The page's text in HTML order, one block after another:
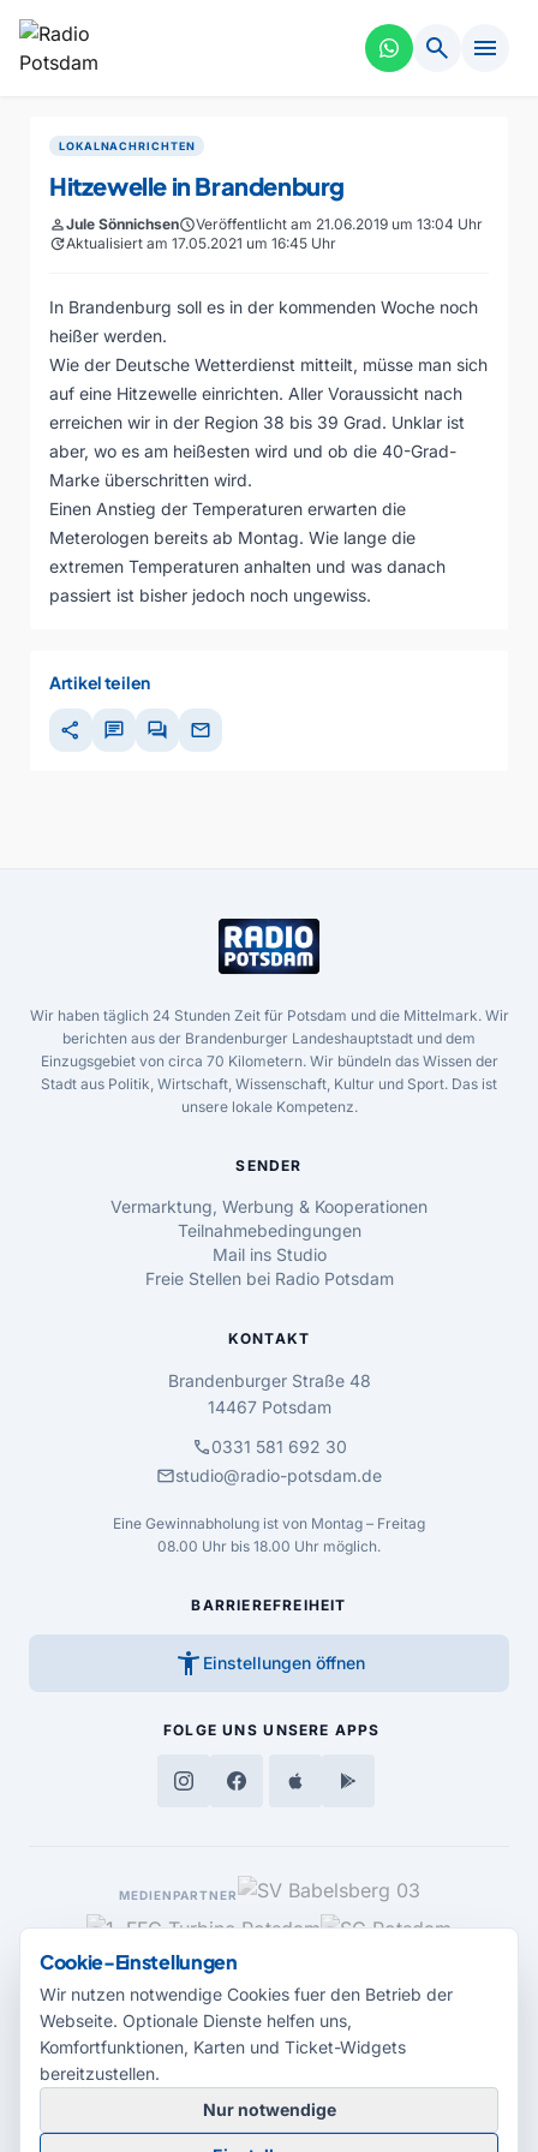
search menu
LOKALNACHRICHTEN
Hitzewelle in Brandenburg
personJule SönnichsenscheduleVeröffentlicht am 21.06.2019 um 13:04 Uhr
updateAktualisiert am 17.05.2021 um 16:45 Uhr
In Brandenburg soll es in der kommenden Woche noch
heißer werden.
Wie der Deutsche Wetterdienst mitteilt, müsse man sich
auf eine Hitzewelle einrichten. Aller Voraussicht nach
erreichen wir in der Region 38 bis 39 Grad. Unklar ist
aber, wo es am heißesten wird und ob die 40-Grad-
Marke überschritten wird.
Einen Anstieg der Temperaturen erwarten die
Meterologen bereits ab Montag. Wie lange die
extremen Temperaturen anhalten und was danach
passiert ist bisher jedoch noch ungewiss.
Artikel teilen
share chat forum mail
Wir haben täglich 24 Stunden Zeit für Potsdam und die Mittelmark. Wir
berichten aus der Brandenburger Landeshauptstadt und dem
Einzugsgebiet von circa 70 Kilometern. Wir bündeln das Wissen der
Stadt aus Politik, Wirtschaft, Wissenschaft, Kultur und Sport. Das ist
unsere lokale Kompetenz.
SENDER
Vermarktung, Werbung & Kooperationen
Teilnahmebedingungen
Mail ins Studio
Freie Stellen bei Radio Potsdam
KONTAKT
Brandenburger Straße 48
14467 Potsdam
call0331 581 692 30
mailstudio@radio-potsdam.de
Eine Gewinnabholung ist von Montag – Freitag
08.00 Uhr bis 18.00 Uhr möglich.
BARRIEREFREIHEIT
accessibility_new Einstellungen öffnen
FOLGE UNS UNSERE APPS
MEDIENPARTNER
© 2026 Radio Potsdam. Webseite entwickelt durch dieMedienagentur
Cookie-Einstellungen
Wir nutzen notwendige Cookies fuer den Betrieb der
Webseite. Optionale Dienste helfen uns,
Komfortfunktionen, Karten und Ticket-Widgets
bereitzustellen.
Nur notwendige